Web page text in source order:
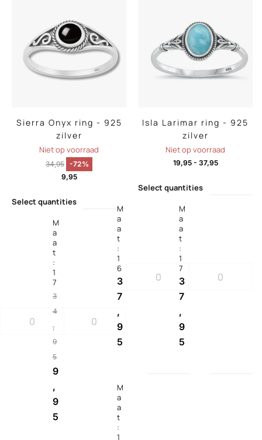
Sierra Onyx ring - 925
zilver
Niet op voorraad
34,95 -72%
9,95
Select quantities
M
a
a
t
:
1
7
3
4
,
9
5
9
,
9
5
Isla Larimar ring - 925
zilver
Niet op voorraad
19,95- 37,95
Select quantities
M
a
a
t
:
1
6
3
7
,
9
5
M
a
a
t
:
1
7
3
7
,
9
5
M
a
a
t
:
1